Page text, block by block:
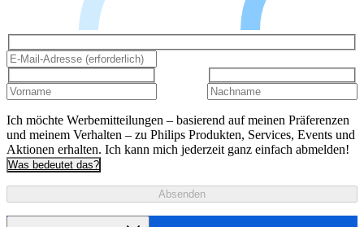
Ich möchte Werbemitteilungen – basierend auf meinen Präferenzen
und meinem Verhalten – zu Philips Produkten, Services, Events und
Aktionen erhalten. Ich kann mich jederzeit ganz einfach abmelden!
Was bedeutet das?
Absenden